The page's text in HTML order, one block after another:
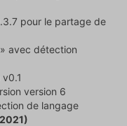
pour le partage de
avec détection
version 6
de langage